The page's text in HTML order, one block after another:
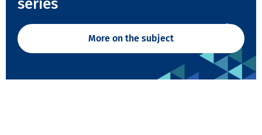
series
More on the subject